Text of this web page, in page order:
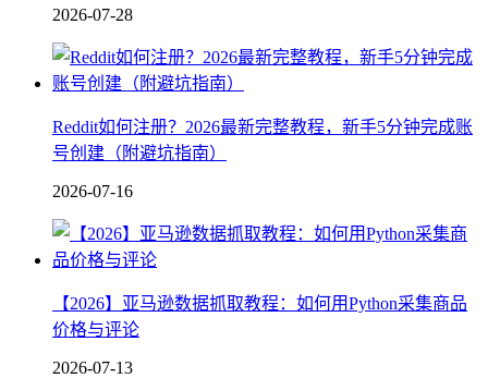
2026-07-28
Reddit如何注册？2026最新完整教程，新手5分钟完成账
号创建（附避坑指南）
2026-07-16
【2026】亚马逊数据抓取教程：如何用Python采集商品
价格与评论
2026-07-13